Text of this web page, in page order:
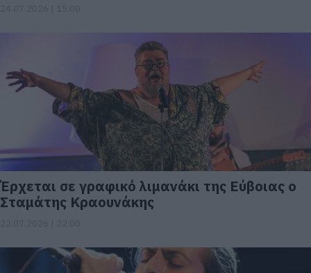
Έρχεται σε γραφικό λιμανάκι της Εύβοιας ο
Σταμάτης Κραουνάκης